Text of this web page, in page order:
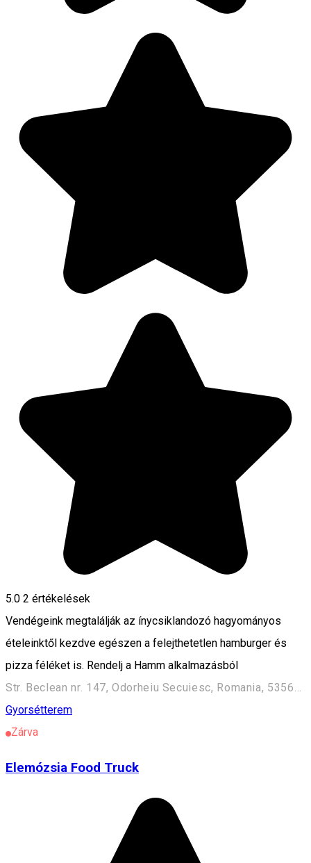
5.0 2 értékelések
Vendégeink megtalálják az ínycsiklandozó hagyományos
ételeinktől kezdve egészen a felejthetetlen hamburger és
pizza féléket is. Rendelj a Hamm alkalmazásból
Str. Beclean nr. 147, Odorheiu Secuiesc, Romania, 535600
Gyorsétterem
Zárva
Elemózsia Food Truck